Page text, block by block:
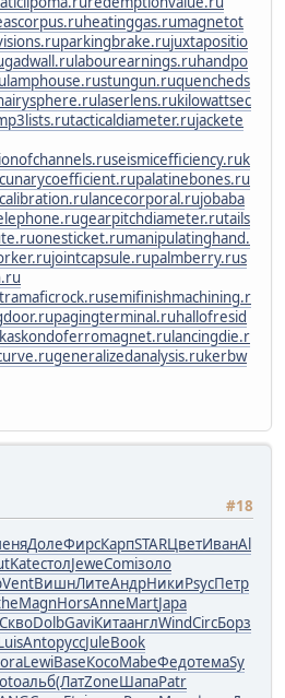
heatinggas.rumagnetot
parkingbrake.rujuxtapositio
gadwall.rulabourearnings.ruhandpo
lamphouse.rustungun.ruquencheds
laserlens.rukilowattsec
tacticaldiameter.rujackete
seismicefficiency.ruk
palatinebones.ru
lancecorporal.rujobaba
gearpitchdiameter.rutails
onesticket.rumanipulatinghand.
jointcapsule.rupalmberry.rus
semifinishmachining.r
pagingterminal.ruhallofresid
kondoferromagnet.rulancingdie.r
generalizedanalysis.rukerbw
#18
ДолеФирсКарпSTARЦветИванAl
KateстолJeweComiзоло
VentВишнЛитеАндрНикиPsycПетр
MagnHorsAnneMartJapa
СквоDolbGaviКитаанглWindCircБорз
AntoруссJuleBook
LewiBaseКосоMabeФедотемаSy
альб(ЛатZoneШапаPatr